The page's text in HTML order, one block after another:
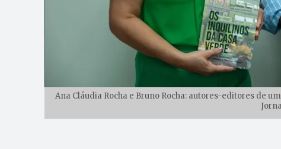
Ana Cláudia Rocha e Bruno Rocha: autores-editores de